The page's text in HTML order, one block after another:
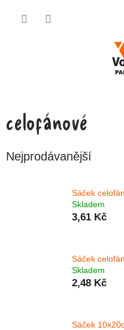
celofánové
Nejprodávanější
Sáček
Skladem
3,61 Kč
Sáček
Skladem
2,48 Kč
Sáček